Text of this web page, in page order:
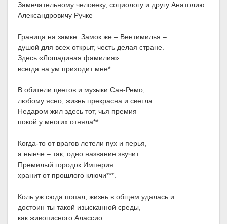
Замечательному человеку, социологу и другу Анатолию
Александровичу Ручке
Граница на замке. Замок же – Вентимилья –
душой для всех открыт, честь делая стране.
Здесь «Лошадиная фамилия»
всегда на ум приходит мне*.
В обители цветов и музыки Сан-Ремо,
любому ясно, жизнь прекрасна и светла.
Недаром жил здесь тот, чья премия
покой у многих отняла**.
Когда-то от врагов летели пух и перья,
а нынче – так, одно название звучит…
Премилый городок Империя
хранит от прошлого ключи***.
Коль уж сюда попал, жизнь в общем удалась и
достоин ты такой изысканной среды,
как живописного Алассио